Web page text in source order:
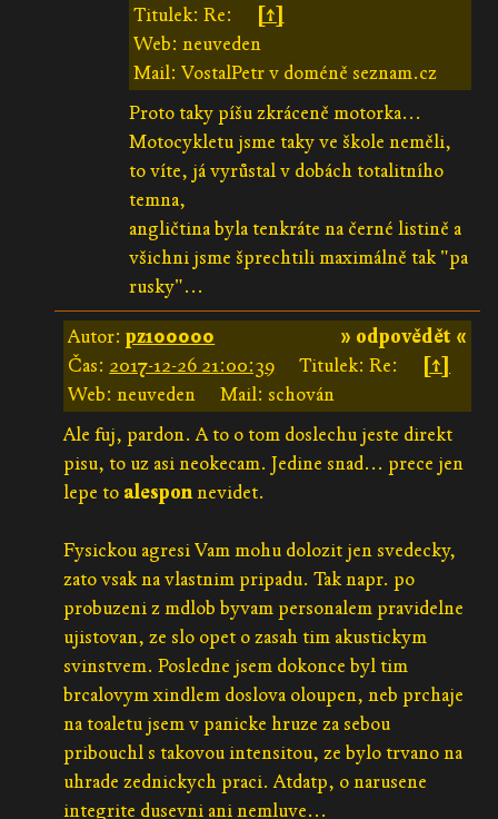
Titulek: Re:
[↑]
Web: neuveden
Mail: VostalPetr v doméně seznam.cz
Proto taky píšu zkráceně motorka...
Motocykletu jsme taky ve škole neměli,
to víte, já vyrůstal v dobách totalitního
temna,
angličtina byla tenkráte na černé listině a
všichni jsme šprechtili maximálně tak "pa
rusky"...
» odpovědět «
Autor:pz100000
Čas: 2017-12-26 21:00:39 Titulek: Re:
[↑]
Web: neuveden
Mail: schován
Ale fuj, pardon. A to o tom doslechu jeste direkt
pisu, to uz asi neokecam. Jedine snad... prece jen
lepe to alesponnevidet.
Fysickou agresi Vam mohu dolozit jen svedecky,
zato vsak na vlastnim pripadu. Tak napr. po
probuzeni z mdlob byvam personalem pravidelne
ujistovan, ze slo opet o zasah tim akustickym
svinstvem. Posledne jsem dokonce byl tim
brcalovym xindlem doslova oloupen, neb prchaje
na toaletu jsem v panicke hruze za sebou
pribouchl s takovou intensitou, ze bylo trvano na
uhrade zednickych praci. Atdatp, o narusene
integrite dusevni ani nemluve...